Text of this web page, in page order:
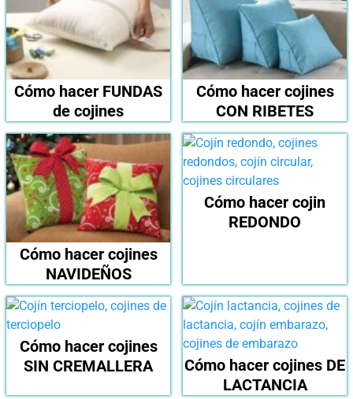
Cómo hacer FUNDAS
de cojines
Cómo hacer cojines
CON RIBETES
Cómo hacer cojines
NAVIDEÑOS
Cómo hacer cojin
REDONDO
Cómo hacer cojines
SIN CREMALLERA
Cómo hacer cojines DE
LACTANCIA